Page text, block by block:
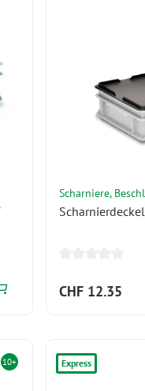
Scharniere,
CHF 12.35
10+ Express